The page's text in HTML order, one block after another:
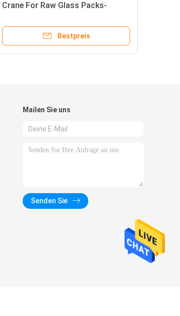
Crane For Raw Glass Packs-
Bestpreis
Mailen Sie uns
Senden Sie